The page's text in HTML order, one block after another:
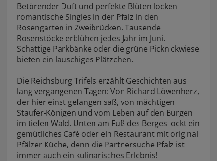
Betörender Duft und perfekte Blüten locken
romantische Singles in der Pfalz in den
Rosengarten in Zweibrücken. Tausende
Rosenstöcke erblühen jedes Jahr im Juni.
Schattige Parkbänke oder die grüne Picknickwiese
bieten ein lauschiges Plätzchen.
Die Reichsburg Trifels erzählt Geschichten aus
lang vergangenen Tagen: Von Richard Löwenherz,
der hier einst gefangen saß, von mächtigen
Staufer-Königen und vom Leben auf den Burgen
im tiefen Wald. Unten am Fuß des Berges lockt ein
gemütliches Café oder ein Restaurant mit original
Pfälzer Küche, denn die Partnersuche Pfalz ist
immer auch ein kulinarisches Erlebnis!